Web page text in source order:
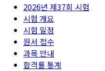
2026년 제37회 시험
시험 개요
시험 일정
원서 접수
과목 안내
합격률 통계